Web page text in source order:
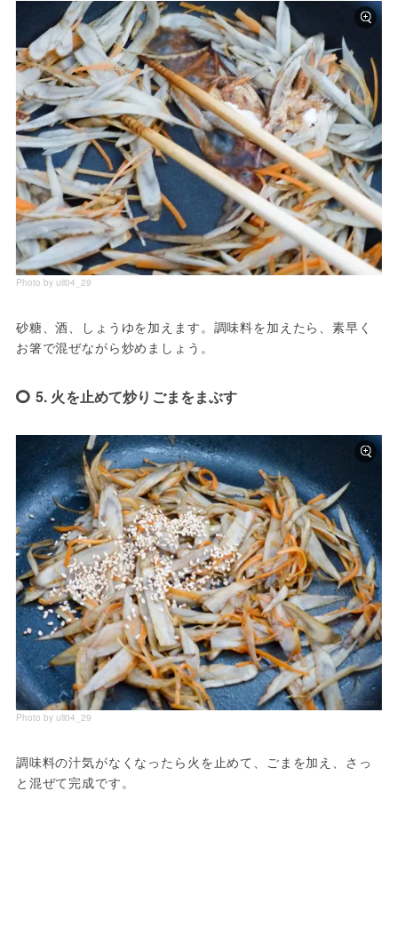
Photo by uli04_29
砂糖、酒、しょうゆを加えます。調味料を加えたら、素早く
お箸で混ぜながら炒めましょう。
5. 火を止めて炒りごまをまぶす
Photo by uli04_29
調味料の汁気がなくなったら火を止めて、ごまを加え、さっ
と混ぜて完成です。